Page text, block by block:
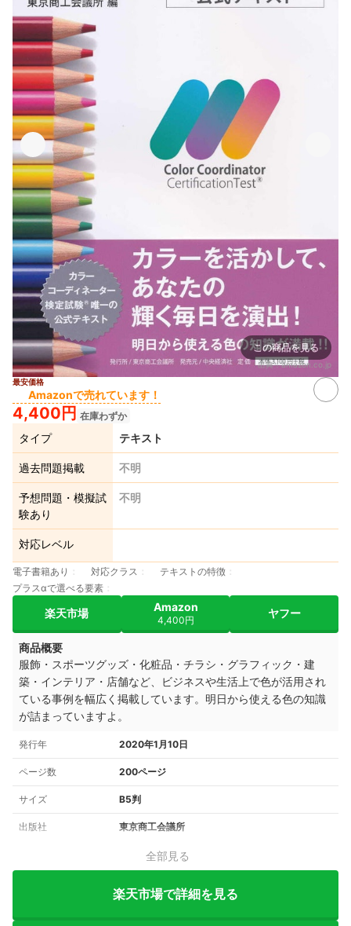
この商品を見る
出典：amazon.co.jp
最安価格
Amazonで売れています！
4,400円 在庫わずか
タイプ テキスト
過去問題掲載 不明
予想問題・模擬試
験あり
不明
対応レベル
電子書籍あり 対応クラス
テキストの特徴
プラスαで選べる要素
楽天市場 Amazon
4,400円
ヤフー
商品概要
服飾・スポーツグッズ・化粧品・チラシ・グラフィック・建
築・インテリア・店舗など、ビジネスや生活上で色が活用され
ている事例を幅広く掲載しています。明日から使える色の知識
が詰まっていますよ。
発行年 2020年1月10日
ページ数 200ページ
サイズ B5判
出版社 東京商工会議所
全部見る
楽天市場で詳細を見る